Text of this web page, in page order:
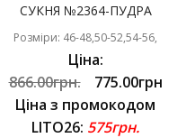
СУКНЯ №2364-ПУДРА
Розміри: 46-48,50-52,54-56,
Ціна:
866.00грн.
775.00грн
Ціна з промокодом
LITO26: 575грн.